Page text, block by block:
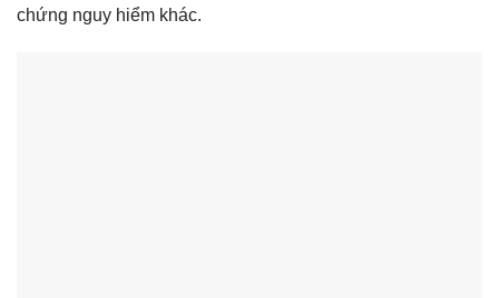
chứng nguy hiểm khác.